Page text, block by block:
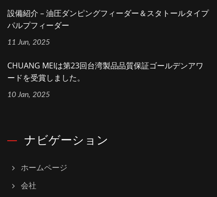
設備紹介 – 油圧ダンピングフィーダー＆スタトールタイプ
パルプフィーダー
11 Jun, 2025
CHUANG MEIは第23回台湾製品品質保証ゴールデンアワ
ードを受賞しました。
10 Jan, 2025
ナビゲーション
ホームページ
会社